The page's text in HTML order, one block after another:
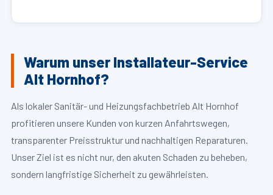
Warum unser Installateur-Service
Alt Hornhof?
Als lokaler Sanitär- und Heizungsfachbetrieb Alt Hornhof
profitieren unsere Kunden von kurzen Anfahrtswegen,
transparenter Preisstruktur und nachhaltigen Reparaturen.
Unser Ziel ist es nicht nur, den akuten Schaden zu beheben,
sondern langfristige Sicherheit zu gewährleisten.